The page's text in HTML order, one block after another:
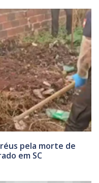
pela morte de
em SC